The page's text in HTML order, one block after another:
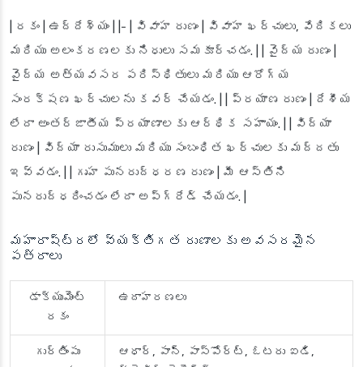
| రకం | ఉద్దేశ్యం | |- | వివాహ రుణం | వివాహ ఖర్చులు, వేదికలు
మరియు అలంకరణలకు నిధులు సమకూర్చడం. | |
వైద్య రుణం
వైద్య అత్యవసర పరిస్థితులు మరియు ఆరోగ్య
సంరక్షణ ఖర్చులను కవర్ చేయడం. | |
ప్రయాణ రుణం | దేశీయ
లేదా అంతర్జాతీయ ప్రయాణాలకు ఆర్థిక సహాయం. | |
విద్యా
రుణం | విద్యా రుసుములు మరియు సంబంధిత ఖర్చులకు మద్దతు
ఇవ్వడం. | |
గృహ పునరుద్ధరణ రుణం | మీ ఆస్తిని
పునరుద్ధరించడం లేదా అప్‌గ్రేడ్ చేయడం. |
మహారాష్ట్రలో వ్యక్తిగత రుణాలకు అవసరమైన
పత్రాలు
డాక్యుమెంట్
రకం
ఉదాహరణలు
గుర్తింపు
ఆధార్, పాన్, పాస్‌పోర్ట్, ఓటరు ఐడి,